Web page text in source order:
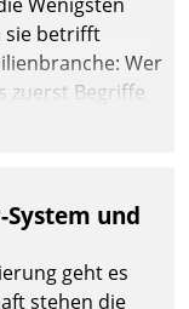
sie betrifft
Wer
zuerst Begriffe
erwarten: Allein
ist es nicht
Unternehmen
hinterfragen
System und
geht es
stehen die